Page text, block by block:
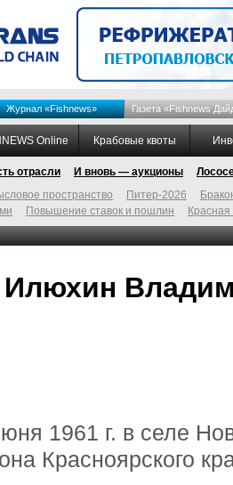
Журнал «Fishnews» Газета «Fishnews
Online Крабовые квоты
отрасли И вновь — аукционы
пространство Питер-2026
Повышение ставок и пошлин
Илюхин
1961 г. в селе
Красноярского